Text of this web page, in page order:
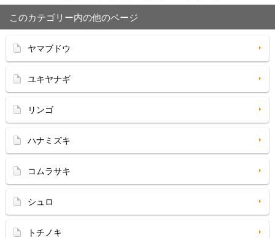
このカテゴリー内の他のページ
ヤマブドウ
ユキヤナギ
リンゴ
ハナミズキ
コムラサキ
シュロ
トチノキ